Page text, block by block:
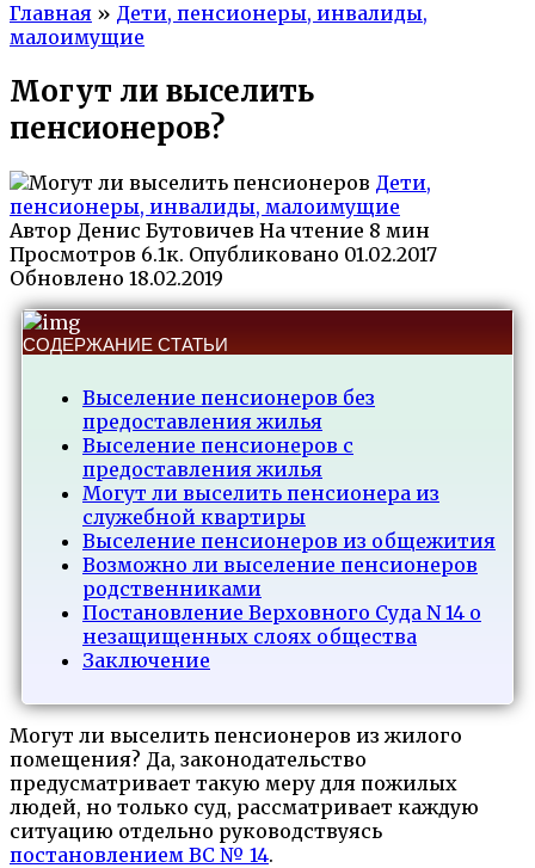
Главная » Дети, пенсионеры, инвалиды,
малоимущие
Могут ли выселить
пенсионеров?
Дети,
пенсионеры, инвалиды, малоимущие
Автор Денис Бутовичев На чтение 8 мин
Просмотров 6.1к. Опубликовано 01.02.2017
Обновлено 18.02.2019
СОДЕРЖАНИЕ СТАТЬИ
Выселение пенсионеров без
предоставления жилья
Выселение пенсионеров с
предоставления жилья
Могут ли выселить пенсионера из
служебной квартиры
Выселение пенсионеров из общежития
Возможно ли выселение пенсионеров
родственниками
Постановление Верховного Суда N 14 о
незащищенных слоях общества
Заключение
Могут ли выселить пенсионеров из жилого
помещения? Да, законодательство
предусматривает такую меру для пожилых
людей, но только суд, рассматривает каждую
ситуацию отдельно руководствуясь
постановлением ВС № 14.